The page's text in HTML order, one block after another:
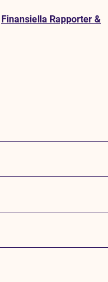
Finansiella Rapporter &